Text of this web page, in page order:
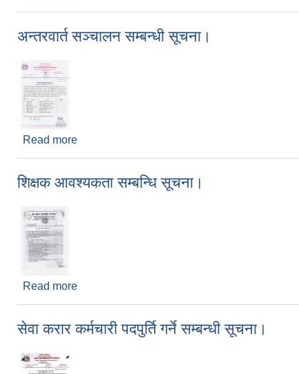
अन्तरवार्त सञ्चालन सम्बन्धी सूचना।
Read more
शिक्षक आवश्यकता सम्बन्धि सूचना।
Read more
सेवा करार कर्मचारी पदपुर्ति गर्ने सम्बन्धी सूचना।